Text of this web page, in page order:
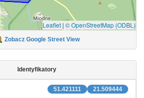
Leaflet | © OpenStreetMap (ODBL)
Zobacz Google Street View
Identyfikatory
21.509444
51.421111